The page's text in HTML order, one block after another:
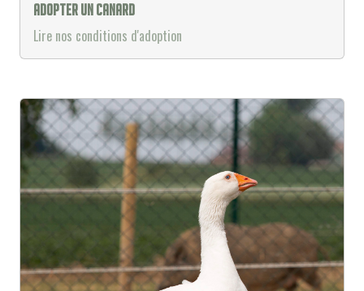
Adopter un canard
Lire nos conditions d'adoption